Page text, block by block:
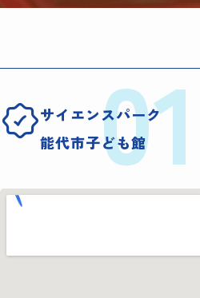
サイエンスパーク
能代市子ども館01